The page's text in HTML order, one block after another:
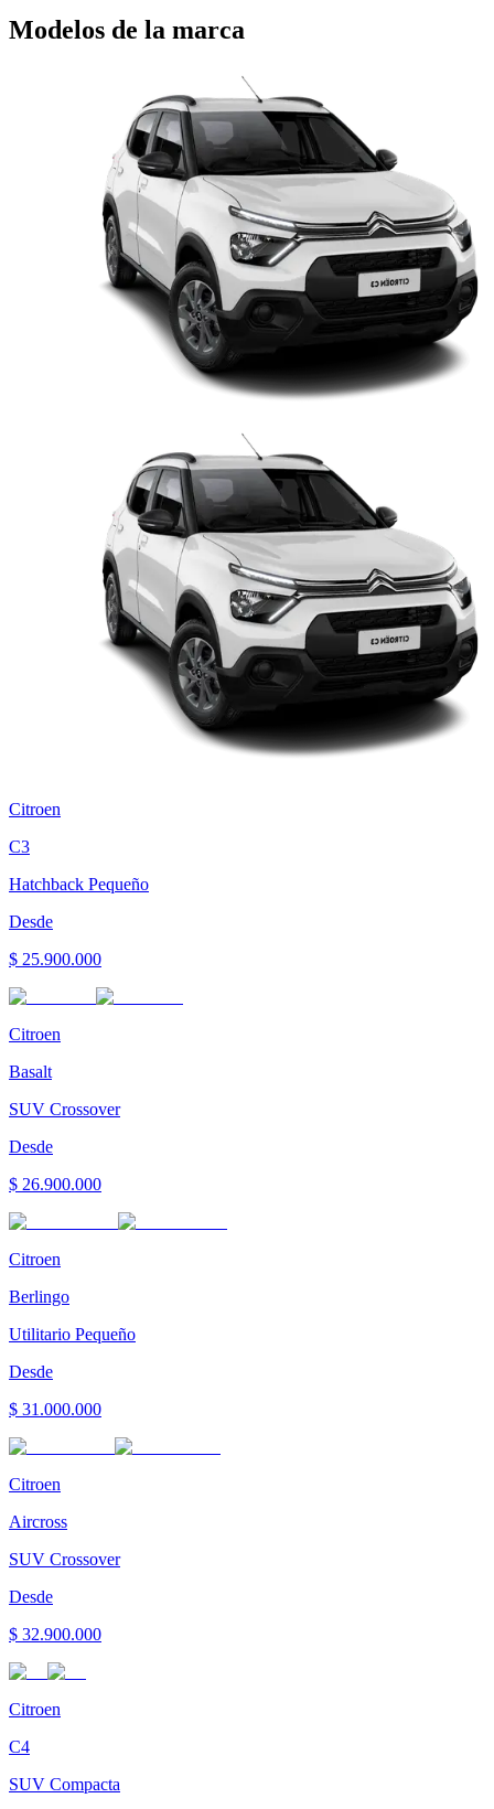
Modelos de la marca
Citroen
C3
Hatchback Pequeño
Desde
$ 25.900.000
Citroen
Basalt
SUV Crossover
Desde
$ 26.900.000
Citroen
Berlingo
Utilitario Pequeño
Desde
$ 31.000.000
Citroen
Aircross
SUV Crossover
Desde
$ 32.900.000
Citroen
C4
SUV Compacta